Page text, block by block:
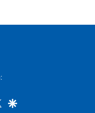
twittergoogle